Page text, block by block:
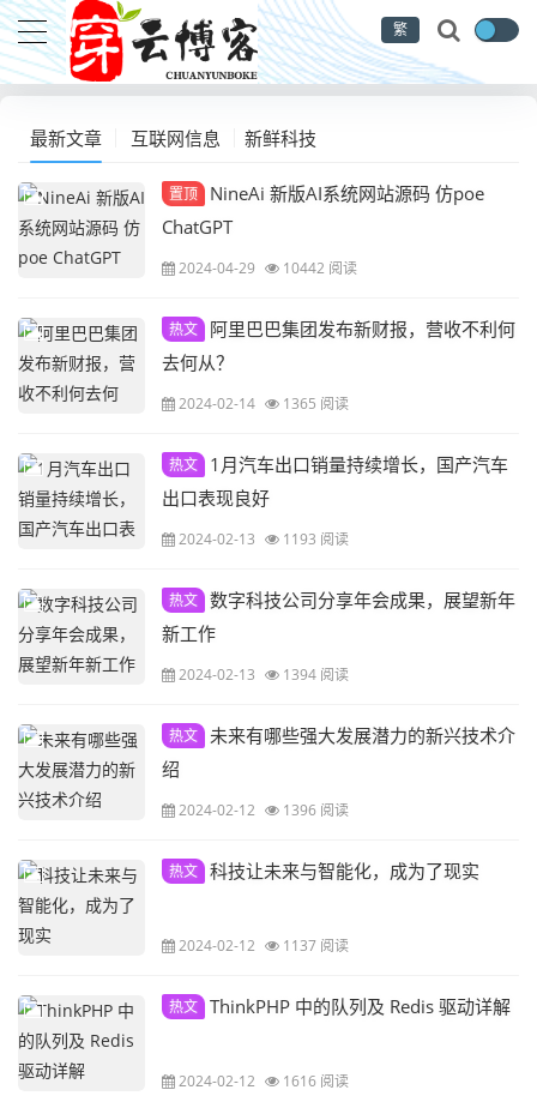
繁
最新文章 互联网信息 新鲜科技
置顶
NineAi 新版AI系统网站源码 仿poe
ChatGPT
2024-04-29 10442 阅读
热文
阿里巴巴集团发布新财报，营收不利何
去何从？
2024-02-14 1365 阅读
热文
1月汽车出口销量持续增长，国产汽车
出口表现良好
2024-02-13 1193 阅读
热文 数字科技公司分享年会成果，展望新年
新工作
2024-02-13 1394 阅读
热文
未来有哪些强大发展潜力的新兴技术介
绍
2024-02-12 1396 阅读
热文 科技让未来与智能化，成为了现实
2024-02-12 1137 阅读
热文 ThinkPHP 中的队列及 Redis 驱动详解
2024-02-12 1616 阅读